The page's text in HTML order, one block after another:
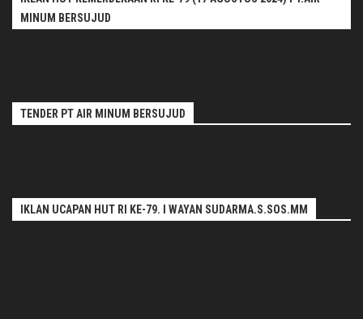
MINUM BERSUJUD
TENDER PT AIR MINUM BERSUJUD
IKLAN UCAPAN HUT RI KE-79. I WAYAN SUDARMA.S.SOS.MM